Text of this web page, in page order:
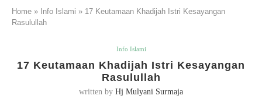
Home » Info Islami » 17 Keutamaan Khadijah Istri Kesayangan
Rasulullah
Info Islami
17 Keutamaan Khadijah Istri Kesayangan
Rasulullah
written by Hj Mulyani Surmaja